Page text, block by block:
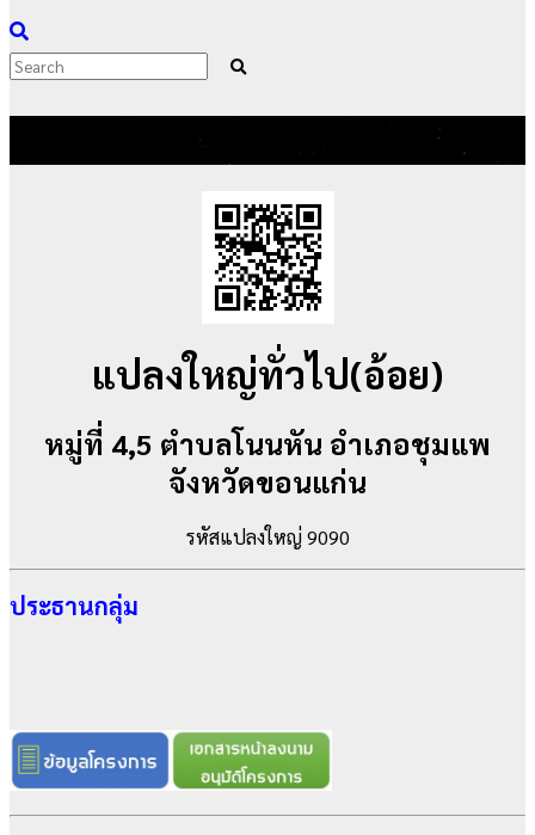
แปลงใหญ่ทั่วไป(อ้อย)
หมู่ที่ 4,5 ตำบลโนนหัน อำเภอชุมแพ
จังหวัดขอนแก่น
รหัสแปลงใหญ่ 9090
ประธานกลุ่ม